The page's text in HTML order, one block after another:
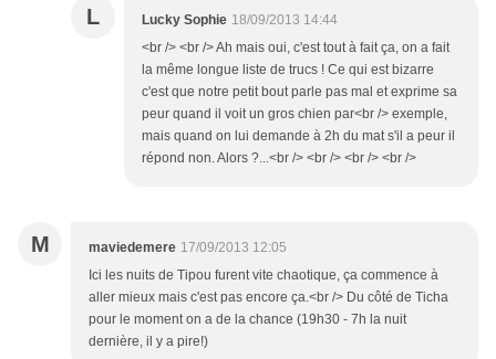
L Lucky Sophie 18/09/2013 14:44
<br /> <br /> Ah mais oui, c'est tout à fait ça, on a fait
la même longue liste de trucs ! Ce qui est bizarre
c'est que notre petit bout parle pas mal et exprime sa
peur quand il voit un gros chien par<br /> exemple,
mais quand on lui demande à 2h du mat s'il a peur il
répond non. Alors ?...<br /> <br /> <br /> <br />
M maviedemere 17/09/2013 12:05
Ici les nuits de Tipou furent vite chaotique, ça commence à
aller mieux mais c'est pas encore ça.<br /> Du côté de Ticha
pour le moment on a de la chance (19h30 - 7h la nuit
dernière, il y a pire!)